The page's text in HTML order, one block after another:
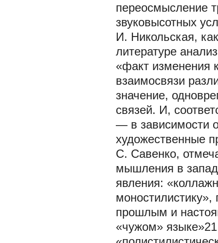
переосмысление
звуковысотных
И. Никольская,
литературе
«факт изменения
взаимосвязи
значение,
связей. И,
— в зависимости
художественные
С. Савенко,
мышления в
явления:
прошлым и
«чужом»